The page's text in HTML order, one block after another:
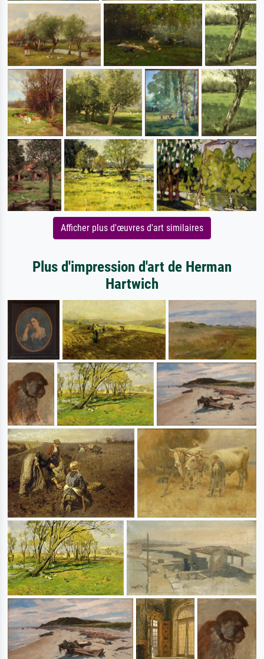
Afficher plus d'œuvres d'art similaires
Plus d'impression d'art de Herman
Hartwich